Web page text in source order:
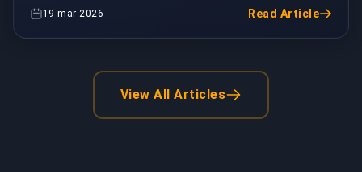
19 mar 2026 Read Article
View All Articles